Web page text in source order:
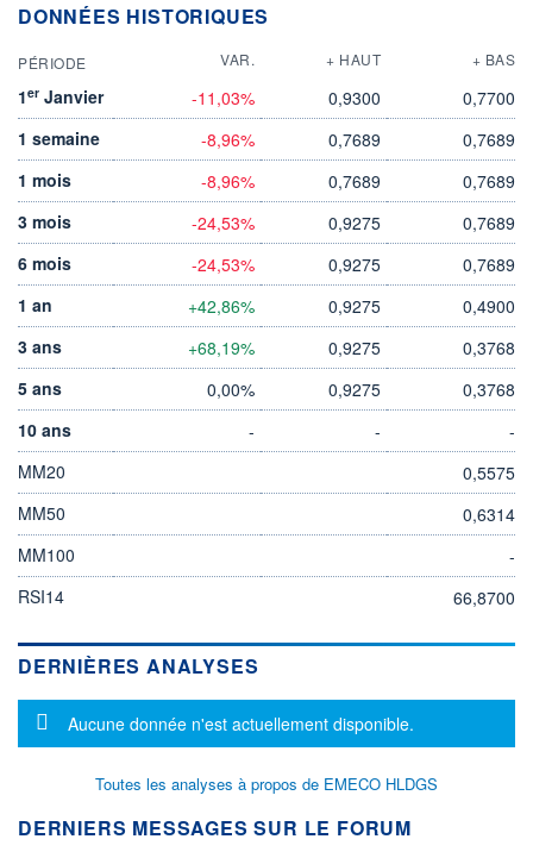
DONNÉES HISTORIQUES
PÉRIODE VAR. + HAUT + BAS
1er Janvier -11,03% 0,9300
0,7700
1 semaine
-8,96% 0,7689
0,7689
1 mois
-8,96% 0,7689
0,7689
3 mois
-24,53% 0,9275
0,7689
6 mois
-24,53% 0,9275
0,7689
1 an
+42,86% 0,9275
0,4900
3 ans
+68,19% 0,9275
0,3768
5 ans
0,00% 0,9275
0,3768
10 ans
- -
-
MM20
0,5575
MM50
0,6314
MM100
-
RSI14
66,8700
DERNIÈRES ANALYSES
Message d'information
Aucune donnée n'est actuellement disponible.
Toutes les analyses à propos de EMECO HLDGS
DERNIERS MESSAGES SUR LE FORUM